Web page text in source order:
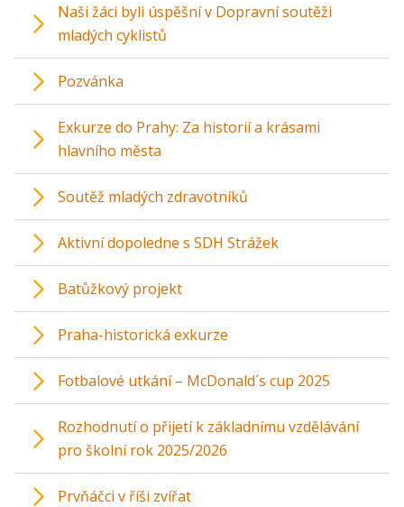
Naši žáci byli úspěšní v Dopravní soutěži
mladých cyklistů
Pozvánka
Exkurze do Prahy: Za historií a krásami
hlavního města
Soutěž mladých zdravotníků
Aktivní dopoledne s SDH Strážek
Batůžkový projekt
Praha-historická exkurze
Fotbalové utkání – McDonald´s cup 2025
Rozhodnutí o přijetí k základnímu vzdělávání
pro školní rok 2025/2026
Prvňáčci v říši zvířat